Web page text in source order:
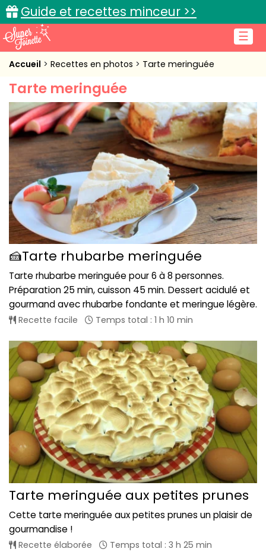
☰
Guide et recettes minceur >>
Accueil
Recettes de cuisine
Cuisine pratique
L'actu cuisine
Connexion
Accueil Recettes en photos Tarte meringuée
Tarte meringuée
🍰Tarte rhubarbe meringuée
Tarte rhubarbe meringuée pour 6 à 8 personnes.
Préparation 25 min, cuisson 45 min. Dessert acidulé et
gourmand avec rhubarbe fondante et meringue légère.
Recette facile Temps total : 1 h 10 min
Tarte meringuée aux petites prunes
Cette tarte meringuée aux petites prunes un plaisir de
gourmandise !
Recette élaborée Temps total : 3 h 25 min